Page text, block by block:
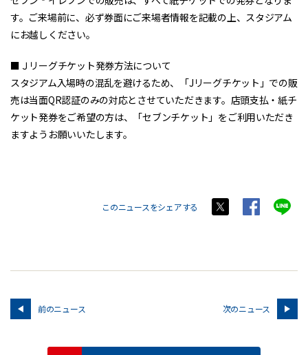
す。ご来場前に、必ず券面にご来場者情報を記載の上、スタジアム
にお越しください。
■Ｊリーグチケット発券方法について
スタジアム入場時の混乱を避けるため、「Jリーグチケット」での販
売は当面QR認証のみの対応とさせていただきます。店頭支払・紙チ
ケット発券をご希望の方は、「セブンチケット」をご利用いただき
ますようお願いいたします。
このニュースをシェアする
前のニュース 次のニュース